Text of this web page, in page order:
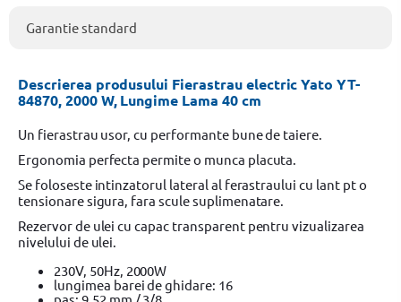
Garantie standard
Descrierea produsului Fierastrau electric Yato YT-
84870, 2000 W, Lungime Lama 40 cm
Un fierastrau usor, cu performante bune de taiere.
Ergonomia perfecta permite o munca placuta.
Se foloseste intinzatorul lateral al ferastraului cu lant pt o
tensionare sigura, fara scule suplimenatare.
Rezervor de ulei cu capac transparent pentru vizualizarea
nivelului de ulei.
230V, 50Hz, 2000W
lungimea barei de ghidare: 16